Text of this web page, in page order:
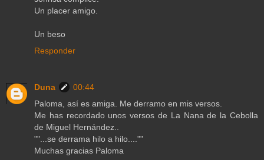
Un placer amigo.
Un beso
Responder
Duna
00:44
Paloma, así es amiga. Me derramo en mis versos.
Me has recordado unos versos de La Nana de la Cebolla
de Miguel Hernández..
""...se derrama hilo a hilo....""
Muchas gracias Paloma